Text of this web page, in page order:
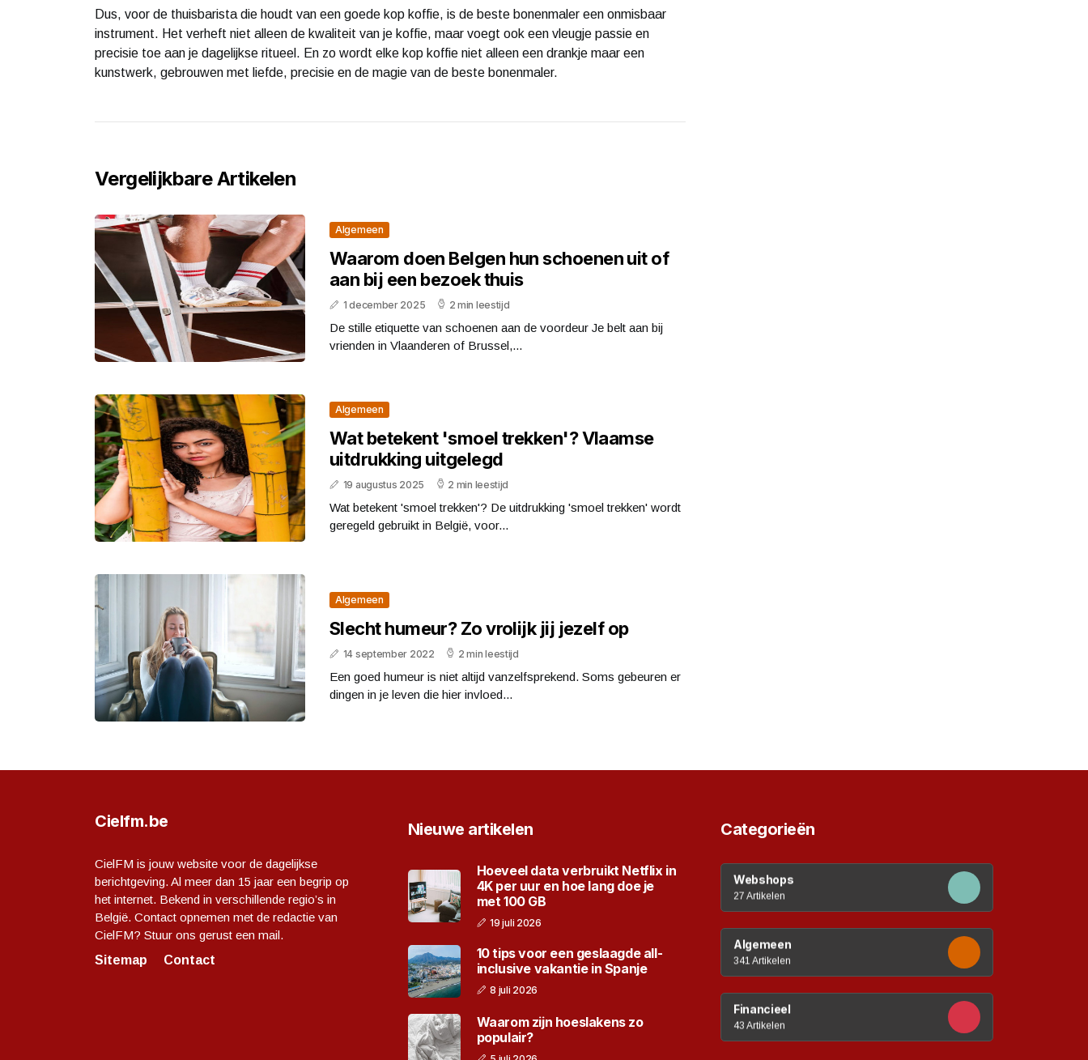
Dus, voor de thuisbarista die houdt van een goede kop koffie, is de beste bonenmaler een onmisbaar
instrument. Het verheft niet alleen de kwaliteit van je koffie, maar voegt ook een vleugje passie en
precisie toe aan je dagelijkse ritueel. En zo wordt elke kop koffie niet alleen een drankje maar een
kunstwerk, gebrouwen met liefde, precisie en de magie van de beste bonenmaler.
Vergelijkbare Artikelen
Algemeen
Waarom doen Belgen hun schoenen uit of
aan bij een bezoek thuis
1 december 2025 2 min leestijd
De stille etiquette van schoenen aan de voordeur Je belt aan bij
vrienden in Vlaanderen of Brussel,...
Algemeen
Wat betekent 'smoel trekken'? Vlaamse
uitdrukking uitgelegd
19 augustus 2025 2 min leestijd
Wat betekent 'smoel trekken'? De uitdrukking 'smoel trekken' wordt
geregeld gebruikt in België, voor...
Algemeen
Slecht humeur? Zo vrolijk jij jezelf op
14 september 2022 2 min leestijd
Een goed humeur is niet altijd vanzelfsprekend. Soms gebeuren er
dingen in je leven die hier invloed...
Cielfm.be
CielFM is jouw website voor de dagelijkse
berichtgeving. Al meer dan 15 jaar een begrip op
het internet. Bekend in verschillende regio’s in
België. Contact opnemen met de redactie van
CielFM? Stuur ons gerust een mail.
Sitemap
Contact
Nieuwe artikelen
Hoeveel data verbruikt Netflix in
4K per uur en hoe lang doe je
met 100 GB
19 juli 2026
10 tips voor een geslaagde all-
inclusive vakantie in Spanje
8 juli 2026
Waarom zijn hoeslakens zo
populair?
Categorieën
Webshops
27 Artikelen
Algemeen
341 Artikelen
Financieel
43 Artikelen